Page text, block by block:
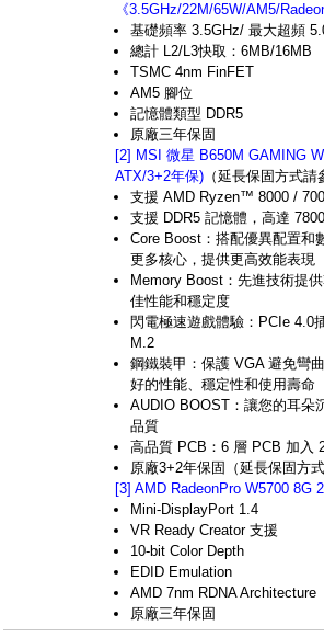
《3.5GHz/22M/65W/AM5/
基礎頻率 3.5GHz/ 最大超頻
總計 L2/L3快取：6MB/16MB
TSMC 4nm FinFET
AM5 腳位
記憶體類型 DDR5
原廠三年保固
[2] MSI 微星 B650M GAMING
ATX/3+2年保) （延長保固方式請
支援 AMD Ryzen™ 8000 /
支援 DDR5 記憶體，高達
Core Boost：搭配優異配置和
更多核心，提供更高效能表現
Memory Boost：先進技術提
佳性能和穩定度
閃電極速遊戲體驗：PCIe 4.0
M.2
鋼鐵裝甲：保護 VGA 避免彎
好的性能、穩定性和使用壽命
AUDIO BOOST：讓您的耳朵
品質
高品質 PCB：6 層 PCB 加入
原廠3+2年保固（延長保固方
[3] AMD RadeonPro W5700 8G
Mini-DisplayPort 1.4
VR Ready Creator 支援
10-bit Color Depth
EDID Emulation
AMD 7nm RDNA Architecture
原廠三年保固